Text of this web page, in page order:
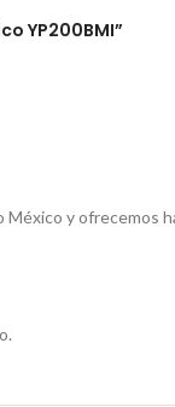
YP200BMI”
y ofrecemos